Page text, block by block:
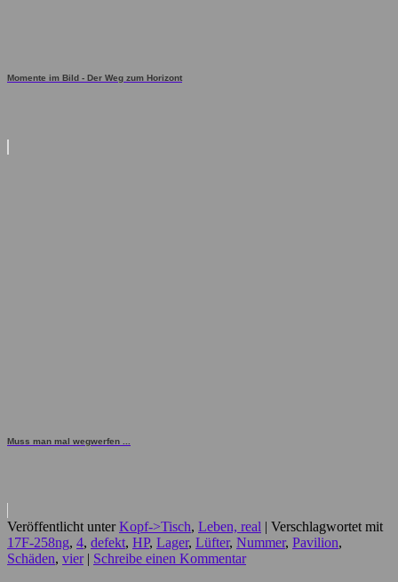
Momente im Bild - Der Weg zum Horizont
Muss man mal wegwerfen ...
Veröffentlicht unter Kopf->Tisch, Leben, real | Verschlagwortet mit
17F-258ng, 4, defekt, HP, Lager, Lüfter, Nummer, Pavilion,
Schäden, vier | Schreibe einen Kommentar